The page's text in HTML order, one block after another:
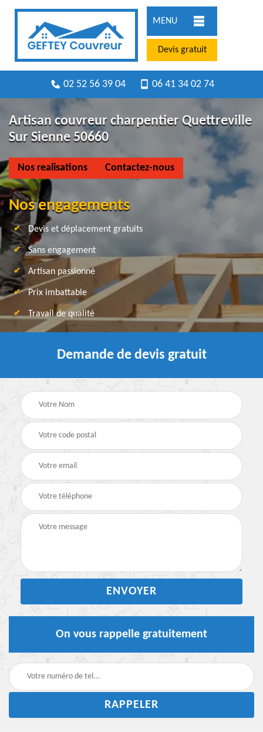
MENU
Devis gratuit
02 52 56 39 04 06 41 34 02 74
Artisan couvreur charpentier Quettreville
Sur Sienne 50660
Nos realisations Contactez-nous
Nos engagements
Devis et déplacement gratuits
Sans engagement
Artisan passionné
Prix imbattable
Travail de qualité
Demande de devis gratuit
On vous rappelle gratuitement